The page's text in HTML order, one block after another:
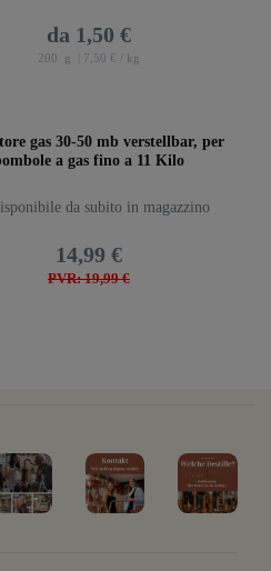
da 1,50 €
200 g | 7,50 € / kg
gas 30-50 mb verstellbar, per
a gas fino a 11 Kilo
da subito in magazzino
PVR: 19,99 €
14,99 €